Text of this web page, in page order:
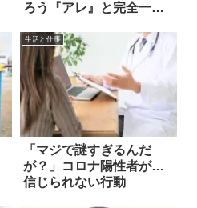
ろう『アレ』と完全一
生活と仕事
「マジで謎すぎるんだ
が？」コロナ陽性者が…
信じられない行動